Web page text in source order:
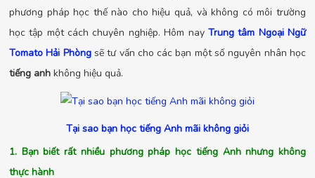
phương pháp học thế nào cho hiệu quả, và không có môi trường
học tập một cách chuyên nghiệp. Hôm nay Trung tâm Ngoại Ngữ
Tomato Hải Phòng sẽ tư vấn cho các bạn một số nguyên nhân học
tiếng anh không hiệu quả.
Tại sao bạn học tiếng Anh mãi không giỏi
1. Bạn biết rất nhiều phương pháp học tiếng Anh nhưng không
thực hành